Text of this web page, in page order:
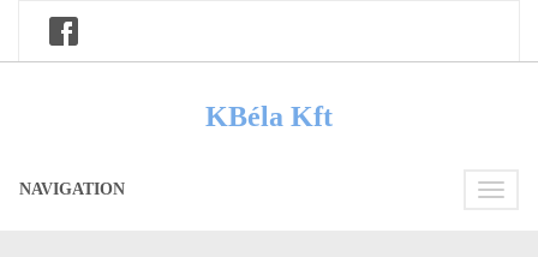
KBéla Kft
Toggle
NAVIGATION